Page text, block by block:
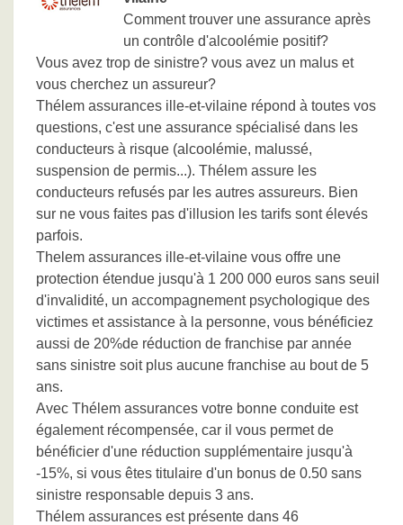
Comment trouver une assurance après
un contrôle d'alcoolémie positif?
Vous avez trop de sinistre? vous avez un malus et
vous cherchez un assureur?
Thélem assurances ille-et-vilaine répond à toutes vos
questions, c'est une assurance spécialisé dans les
conducteurs à risque (alcoolémie, malussé,
suspension de permis...). Thélem assure les
conducteurs refusés par les autres assureurs. Bien
sur ne vous faites pas d'illusion les tarifs sont élevés
parfois.
Thelem assurances ille-et-vilaine vous offre une
protection étendue jusqu'à 1 200 000 euros sans seuil
d'invalidité, un accompagnement psychologique des
victimes et assistance à la personne, vous bénéficiez
aussi de 20%de réduction de franchise par année
sans sinistre soit plus aucune franchise au bout de 5
ans.
Avec Thélem assurances votre bonne conduite est
également récompensée, car il vous permet de
bénéficier d'une réduction supplémentaire jusqu'à
-15%, si vous êtes titulaire d'un bonus de 0.50 sans
sinistre responsable depuis 3 ans.
Thélem assurances est présente dans 46